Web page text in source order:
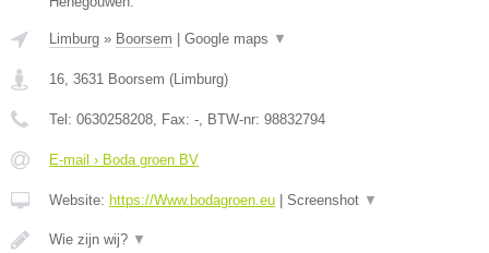
Limburg » Boorsem Google maps ▼
16, 3631 Boorsem (Limburg)
Tel: 0630258208, Fax: -, BTW-nr: 98832794
E-mail › Boda groen BV
Website: https://Www.bodagroen.eu Screenshot ▼
Wie zijn wij? ▼